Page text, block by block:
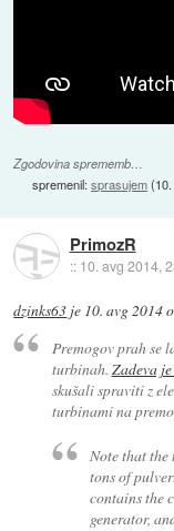
Zgodovina sprememb…
spremenil:sprasujem(
PrimozR
:: 10. avg 2014,
dzinks63 je 10. avg 2014
Premogov prah se
turbinah. Zadeva
skušali spraviti z
turbinami na
Note that
tons of
contains the
generator,